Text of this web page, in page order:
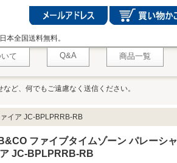
本全国送料無料。
て Q&A 商品一覧
ど、何でもご遠慮なく送信ください。
イア JC-BPLPRRB-RB
ファイブタイムゾーン パレーシャ
JC-BPLPRRB-RB